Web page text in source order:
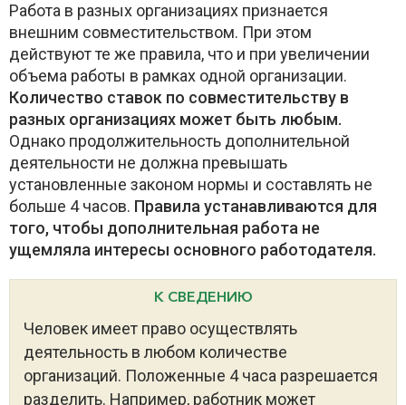
Работа в разных организациях признается
внешним совместительством. При этом
действуют те же правила, что и при увеличении
объема работы в рамках одной организации.
Количество ставок по совместительству в
разных организациях может быть любым.
Однако продолжительность дополнительной
деятельности не должна превышать
установленные законом нормы и составлять не
больше 4 часов. Правила устанавливаются для
того, чтобы дополнительная работа не
ущемляла интересы основного работодателя.
К СВЕДЕНИЮ
Человек имеет право осуществлять
деятельность в любом количестве
организаций. Положенные 4 часа разрешается
разделить. Например, работник может